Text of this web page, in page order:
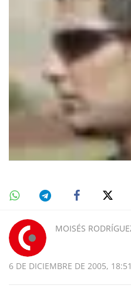
MOISÉS
6 DE DICIEMBRE DE 2005, 18:51